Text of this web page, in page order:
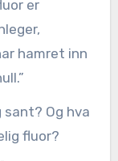
hamret inn
Og hva
fluor?